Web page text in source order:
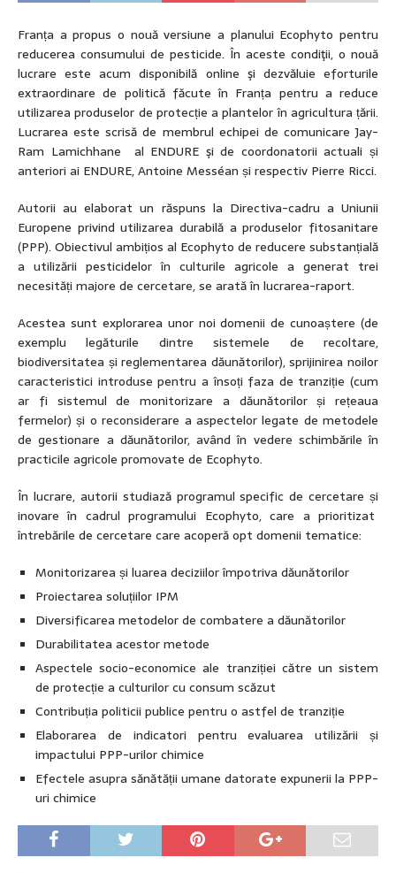
Franța a propus o nouă versiune a planului Ecophyto pentru
reducerea consumului de pesticide. În aceste condiţii, o nouă
lucrare este acum disponibilă online şi dezvăluie eforturile
extraordinare de politică făcute în Franța pentru a reduce
utilizarea produselor de protecție a plantelor în agricultura țării.
Lucrarea este scrisă de membrul echipei de comunicare Jay-
Ram Lamichhane al ENDURE şi de coordonatorii actuali și
anteriori ai ENDURE, Antoine Messéan și respectiv Pierre Ricci.
Autorii au elaborat un răspuns la Directiva-cadru a Uniunii
Europene privind utilizarea durabilă a produselor fitosanitare
(PPP). Obiectivul ambițios al Ecophyto de reducere substanțială
a utilizării pesticidelor în culturile agricole a generat trei
necesități majore de cercetare, se arată în lucrarea-raport.
Acestea sunt explorarea unor noi domenii de cunoaștere (de
exemplu legăturile dintre sistemele de recoltare,
biodiversitatea și reglementarea dăunătorilor), sprijinirea noilor
caracteristici introduse pentru a însoți faza de tranziție (cum
ar fi sistemul de monitorizare a dăunătorilor și rețeaua
fermelor) și o reconsiderare a aspectelor legate de metodele
de gestionare a dăunătorilor, având în vedere schimbările în
practicile agricole promovate de Ecophyto.
În lucrare, autorii studiază programul specific de cercetare și
inovare în cadrul programului Ecophyto, care a prioritizat
întrebările de cercetare care acoperă opt domenii tematice:
Monitorizarea și luarea deciziilor împotriva dăunătorilor
Proiectarea soluțiilor IPM
Diversificarea metodelor de combatere a dăunătorilor
Durabilitatea acestor metode
Aspectele socio-economice ale tranziției către un sistem
de protecție a culturilor cu consum scăzut
Contribuția politicii publice pentru o astfel de tranziție
Elaborarea de indicatori pentru evaluarea utilizării și
impactului PPP-urilor chimice
Efectele asupra sănătății umane datorate expunerii la PPP-
uri chimice